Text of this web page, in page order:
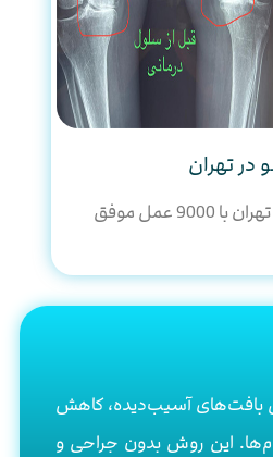
تهران
عمل موفق
بافت‌های آسیب‌دیده، کاهش
این روش بدون جراحی و